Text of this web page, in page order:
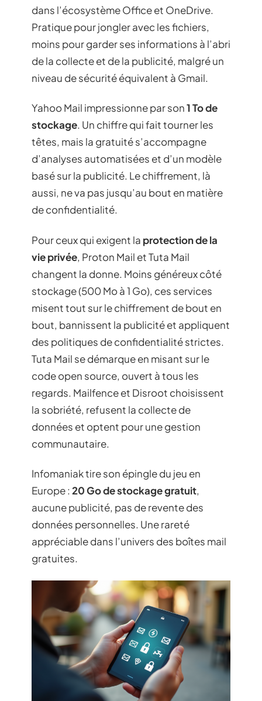
dans l’écosystème Office et OneDrive.
Pratique pour jongler avec les fichiers,
moins pour garder ses informations à l’abri
de la collecte et de la publicité, malgré un
niveau de sécurité équivalent à Gmail.
Yahoo Mail impressionne par son1 To de
stockage. Un chiffre qui fait tourner les
têtes, mais la gratuité s’accompagne
d’analyses automatisées et d’un modèle
basé sur la publicité. Le chiffrement, là
aussi, ne va pas jusqu’au bout en matière
de confidentialité.
Pour ceux qui exigent la protection de la
vie privée, Proton Mail et Tuta Mail
changent la donne. Moins généreux côté
stockage (500 Mo à 1 Go), ces services
misent tout sur le chiffrement de bout en
bout, bannissent la publicité et appliquent
des politiques de confidentialité strictes.
Tuta Mail se démarque en misant sur le
code open source, ouvert à tous les
regards. Mailfence et Disroot choisissent
la sobriété, refusent la collecte de
données et optent pour une gestion
communautaire.
Infomaniak tire son épingle du jeu en
Europe : 20 Go de stockage gratuit,
aucune publicité, pas de revente des
données personnelles. Une rareté
appréciable dans l’univers des boîtes mail
gratuites.